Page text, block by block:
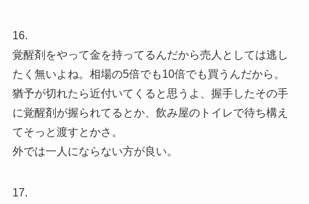
16.
覚醒剤をやって金を持ってるんだから売人としては逃し
たく無いよね。相場の5倍でも10倍でも買うんだから。
猶予が切れたら近付いてくると思うよ、握手したその手
に覚醒剤が握られてるとか、飲み屋のトイレで待ち構え
てそっと渡すとかさ。
外では一人にならない方が良い。
17.